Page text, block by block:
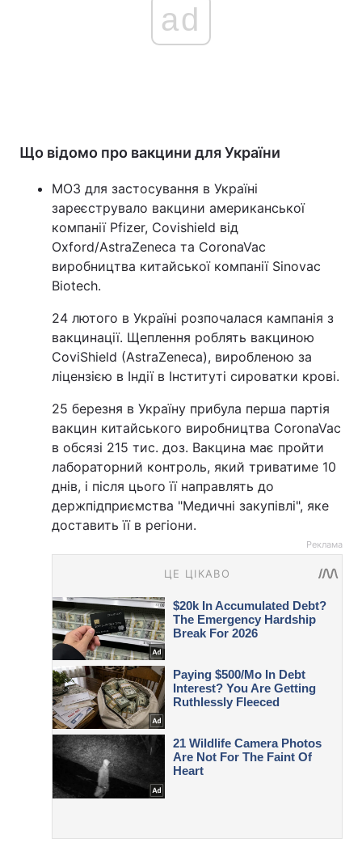
ad
Що відомо про вакцини для України
МОЗ для застосування в Україні
зареєструвало вакцини американської
компанії Pfizer, Covishield від
Oxford/AstraZeneca та CoronaVac
виробництва китайської компанії Sinovac
Biotech.
24 лютого в Україні розпочалася кампанія з
вакцинації. Щеплення роблять вакциною
CoviShield (AstraZeneca), виробленою за
ліцензією в Індії в Інституті сироватки крові.
25 березня в Україну прибула перша партія
вакцин китайського виробництва CoronaVac
в обсязі 215 тис. доз. Вакцина має пройти
лабораторний контроль, який триватиме 10
днів, і після цього її направлять до
держпідприємства "Медичні закупівлі", яке
доставить її в регіони.
Реклама